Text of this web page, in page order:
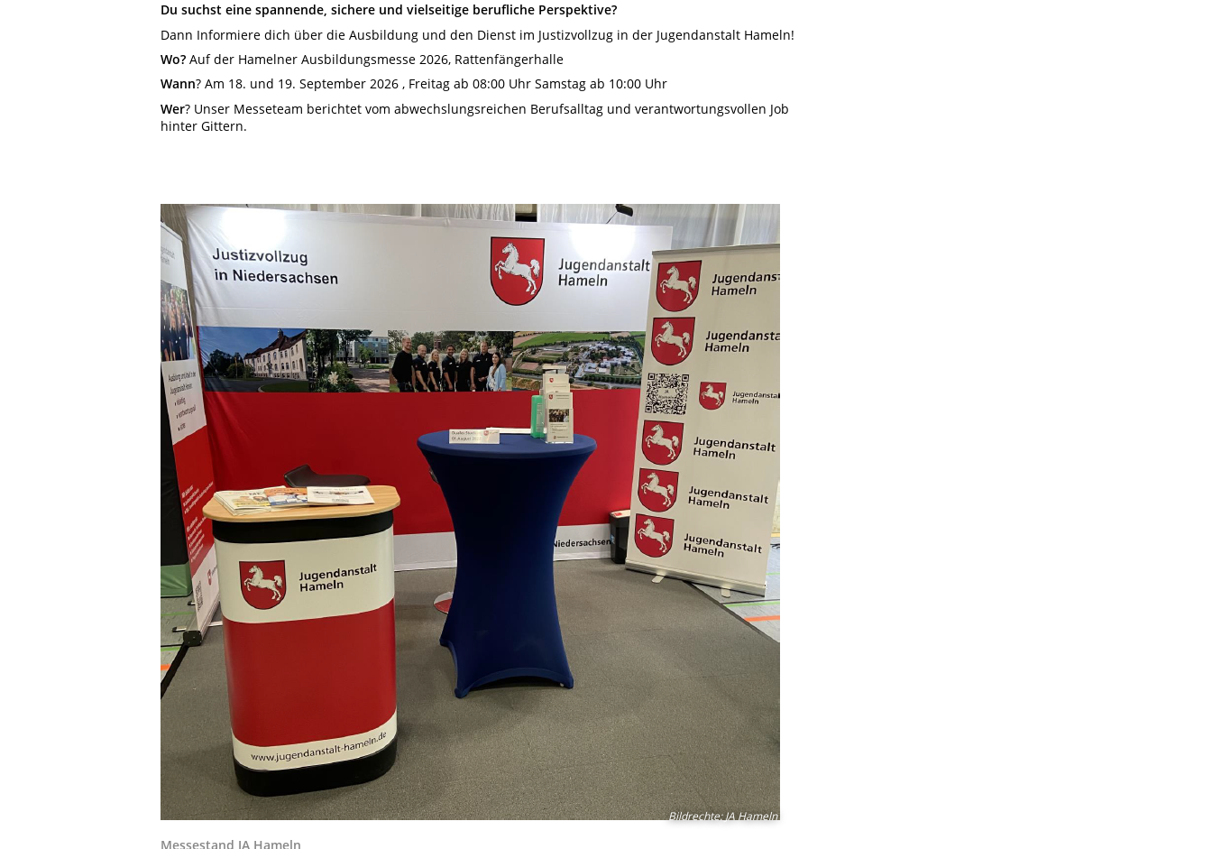
Du suchst eine spannende, sichere und vielseitige berufliche Perspektive?
Dann Informiere dich über die Ausbildung und den Dienst im Justizvollzug in der Jugendanstalt Hameln!
Wo? Auf der Hamelner Ausbildungsmesse 2026, Rattenfängerhalle
Wann? Am 18. und 19. September 2026 , Freitag ab 08:00 Uhr Samstag ab 10:00 Uhr
Wer? Unser Messeteam berichtet vom abwechslungsreichen Berufsalltag und verantwortungsvollen Job
hinter Gittern.
Bildrechte:JA Hameln
Messestand JA Hameln